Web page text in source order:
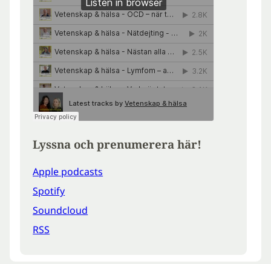
Lyssna och prenumerera här!
Apple podcasts
Spotify
Soundcloud
RSS